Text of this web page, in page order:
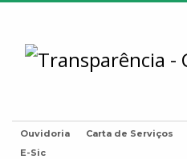
Ouvidoria Carta de Serviços
E-Sic